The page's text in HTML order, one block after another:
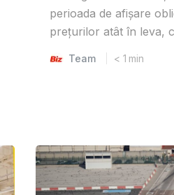
perioada de afișare
prețurilor atât în ​​leva,
Team < 1 min